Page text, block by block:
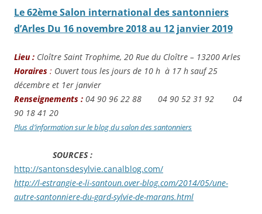
Le 62ème Salon international des santonniers
d’Arles Du 16 novembre 2018 au 12 janvier 2019
Lieu : Cloître Saint Trophime, 20 Rue du Cloître – 13200 Arles
Horaires : Ouvert tous les jours de 10 h à 17 h sauf 25
décembre et 1er janvier
Renseignements : 04 90 96 22 88 04 90 52 31 92 04
90 18 41 20
Plus d’information sur le blog du salon des santonniers
SOURCES :
http://santonsdesylvie.canalblog.com/
http://l-estrangie-e-li-santoun.over-blog.com/2014/05/une-
autre-santonniere-du-gard-sylvie-de-marans.html